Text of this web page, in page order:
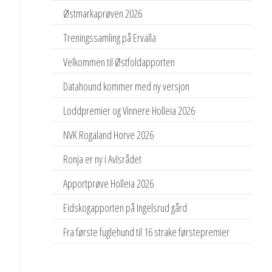
Østmarkaprøven 2026
Treningssamling på Ervalla
Velkommen til Østfoldapporten
Datahound kommer med ny versjon
Loddpremier og Vinnere Holleia 2026
NVK Rogaland Horve 2026
Ronja er ny i Avlsrådet
Apportprøve Holleia 2026
Eidskogapporten på Ingelsrud gård
Fra første fuglehund til 16 strake førstepremier